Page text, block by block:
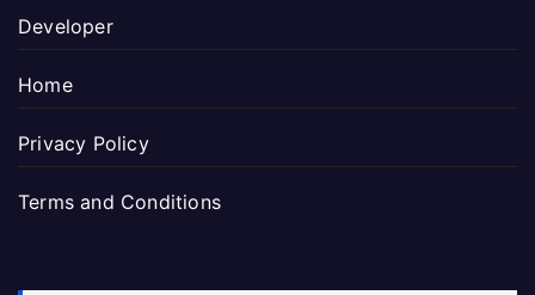
Developer
Home
Privacy Policy
Terms and Conditions